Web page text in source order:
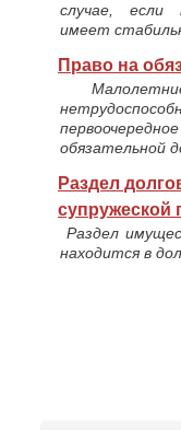
случае, если
имеет
Право на
обязательной
Раздел
супружеской
Раздел
находится в